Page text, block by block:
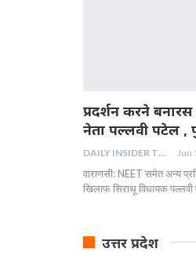
प्रदर्शन करने
नेता पल्लवी पटेल ,
DAILY INSIDER TEAM Jun
वाराणसी: NEET समेत अन्य
खिलाफ सिराथू विधायक
उत्तर प्रदेश